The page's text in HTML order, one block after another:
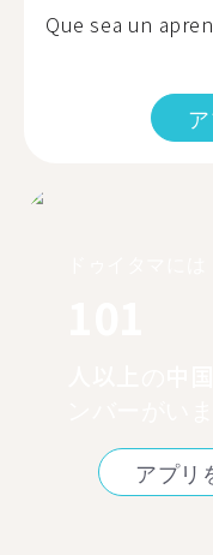
Que sea un
アプリ